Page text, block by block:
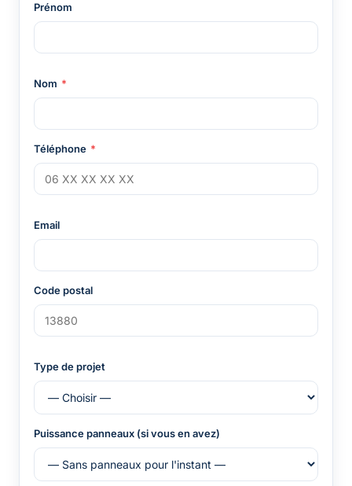
Prénom
Nom *
Téléphone *
Email
Code postal
Type de projet
Puissance panneaux (si vous en avez)